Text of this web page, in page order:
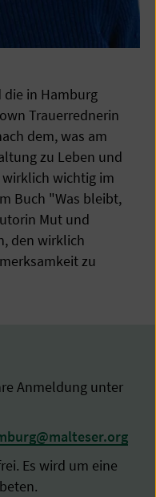
die in Hamburg
Trauerrednerin
dem, was am
zu Leben und
wirklich wichtig im
Buch "Was bleibt,
Mut und
den wirklich
zu
Anmeldung unter
@malteser.org
Es wird um eine